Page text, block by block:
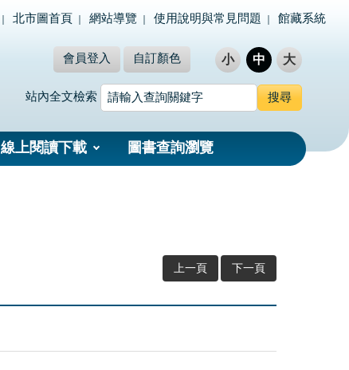
北市圖首頁 網站導覽 使用說明與常見問題 館藏系統
會員登入 自訂顏色 小 中 大
站內全文檢索
線上閱讀下載 圖書查詢瀏覽
上一頁 下一頁